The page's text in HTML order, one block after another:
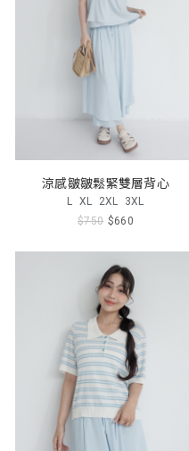
涼感皺皺鬆緊雙層背心
L XL 2XL 3XL
$750 $660